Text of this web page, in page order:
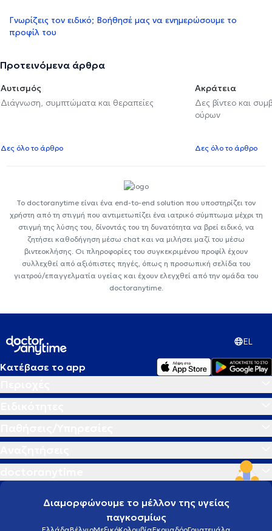
Γνωρίζεις τον ειδικό; Βοήθησέ μας να ενημερώσουμε το
προφίλ του
Προτεινόμενα άρθρα
Αυτισμός
Διάγνωση, συμπτώματα και θεραπείες
Δες όλο το άρθρο
Ακράτεια
Δες βίντεο και
ούρων
Δες όλο το άρθρο
Το doctoranytime είναι ένα end-to-end solution που υποστηρίζει τον
χρήστη από τη στιγμή που αντιμετωπίζει ένα ιατρικό σύμπτωμα μέχρι τη
στιγμή της λύσης του, δίνοντάς του τη δυνατότητα να βρεί ειδικό, να
ζητήσει καθοδήγηση μέσω chat και να μιλήσει μαζί του μέσω
βιντεοκλήσης. Οι πληροφορίες του συγκεκριμένου προφίλ έχουν
συλλεχθεί από αξιόπιστες πηγές, όπως η προσωπική σελίδα του
γιατρού/επαγγελματία υγείας και έχουν ελεγχθεί από την ομάδα του
doctoranytime.
EL
Κατέβασε το app
Διαμορφώνουμε το μέλλον της υγείας
παγκοσμίως